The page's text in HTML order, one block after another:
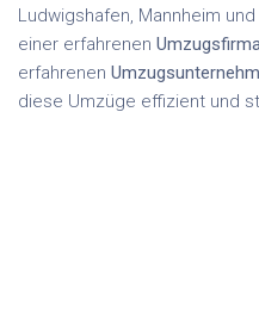
Ludwigshafen, Mannheim
einer erfahrenen
erfahrenen
diese Umzüge effizient und